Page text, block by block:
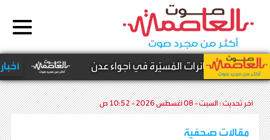
إسقاط الطائرات المُسيّرة في أجواء عدن أخبار
آخر تحديث :السبت - 08 أغسطس 2026 - 10:52 ص
مقالات صحفية